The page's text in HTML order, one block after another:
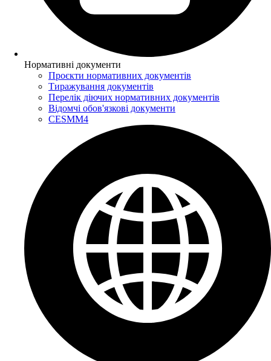
Нормативні документи
Проєкти нормативних документів
Тиражування документів
Перелік діючих нормативних документів
Відомчі обов'язкові документи
CESMM4